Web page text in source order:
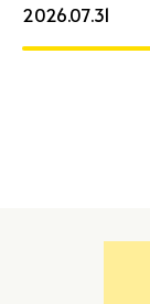
2026.07.31